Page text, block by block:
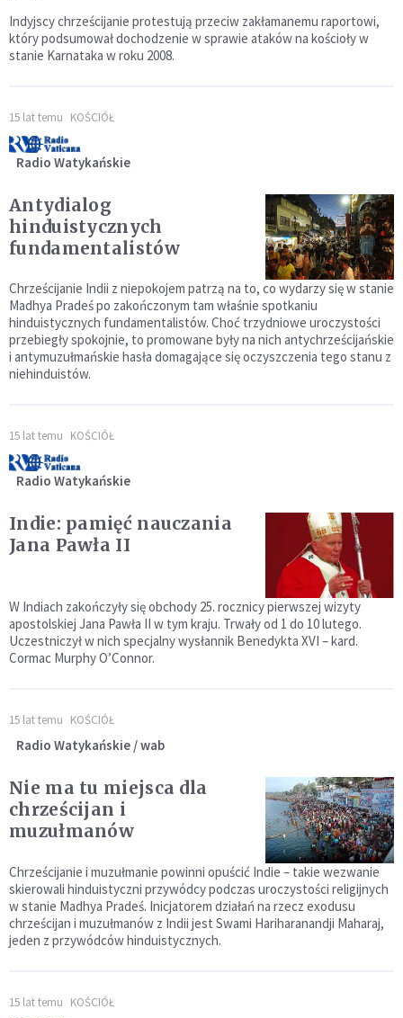
Indyjscy chrześcijanie protestują przeciw zakłamanemu raportowi,
który podsumował dochodzenie w sprawie ataków na kościoły w
stanie Karnataka w roku 2008.
15 lat temu KOŚCIÓŁ
Radio Watykańskie
Antydialog
hinduistycznych
fundamentalistów
Chrześcijanie Indii z niepokojem patrzą na to, co wydarzy się w stanie
Madhya Pradeś po zakończonym tam właśnie spotkaniu
hinduistycznych fundamentalistów. Choć trzydniowe uroczystości
przebiegły spokojnie, to promowane były na nich antychrześcijańskie
i antymuzułmańskie hasła domagające się oczyszczenia tego stanu z
niehinduistów.
15 lat temu KOŚCIÓŁ
Radio Watykańskie
Indie: pamięć nauczania
Jana Pawła II
W Indiach zakończyły się obchody 25. rocznicy pierwszej wizyty
apostolskiej Jana Pawła II w tym kraju. Trwały od 1 do 10 lutego.
Uczestniczył w nich specjalny wysłannik Benedykta XVI – kard.
Cormac Murphy O’Connor.
15 lat temu KOŚCIÓŁ
Radio Watykańskie / wab
Nie ma tu miejsca dla
chrześcijan i
muzułmanów
Chrześcijanie i muzułmanie powinni opuścić Indie – takie wezwanie
skierowali hinduistyczni przywódcy podczas uroczystości religijnych
w stanie Madhya Pradeś. Inicjatorem działań na rzecz exodusu
chrześcijan i muzułmanów z Indii jest Swami Hariharanandji Maharaj,
jeden z przywódców hinduistycznych.
15 lat temu KOŚCIÓŁ